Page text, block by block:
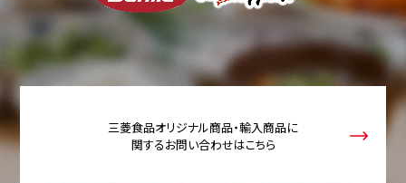
三菱食品オリジナル商品・輸入商品に
関するお問い合わせはこちら